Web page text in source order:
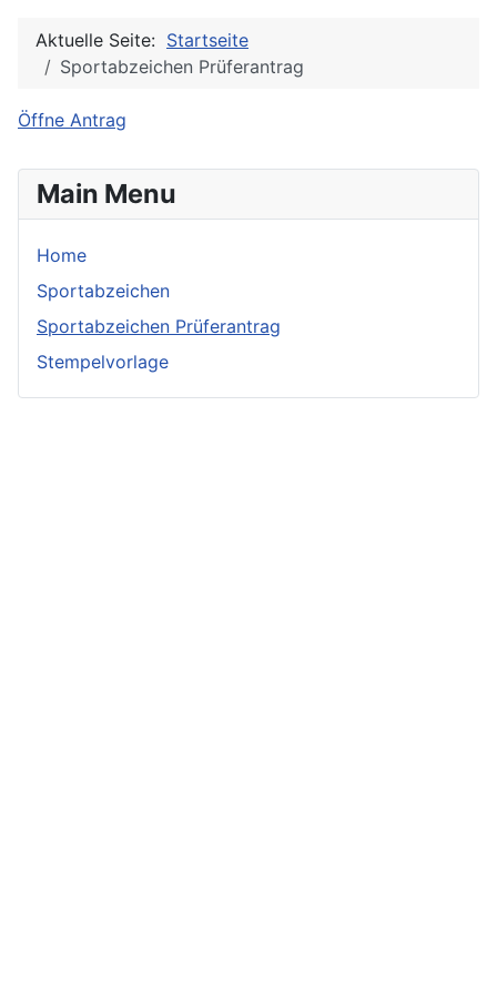
Aktuelle Seite: Startseite
Sportabzeichen Prüferantrag
Öffne Antrag
Main Menu
Home
Sportabzeichen
Sportabzeichen Prüferantrag
Stempelvorlage